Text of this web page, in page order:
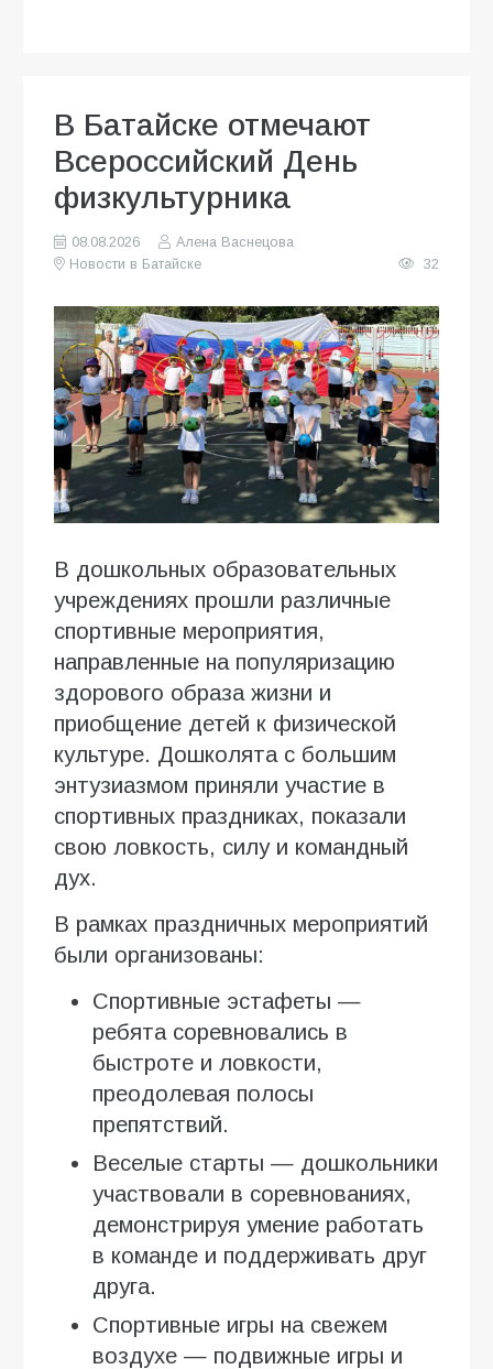
В Батайске отмечают
Всероссийский День
физкультурника
08.08.2026
Алена Васнецова
Новости в Батайске
32
В дошкольных образовательных
учреждениях прошли различные
спортивные мероприятия,
направленные на популяризацию
здорового образа жизни и
приобщение детей к физической
культуре. Дошколята с большим
энтузиазмом приняли участие в
спортивных праздниках, показали
свою ловкость, силу и командный
дух.
В рамках праздничных мероприятий
были организованы:
Спортивные эстафеты —
ребята соревновались в
быстроте и ловкости,
преодолевая полосы
препятствий.
Веселые старты — дошкольники
участвовали в соревнованиях,
демонстрируя умение работать
в команде и поддерживать друг
друга.
Спортивные игры на свежем
воздухе — подвижные игры и